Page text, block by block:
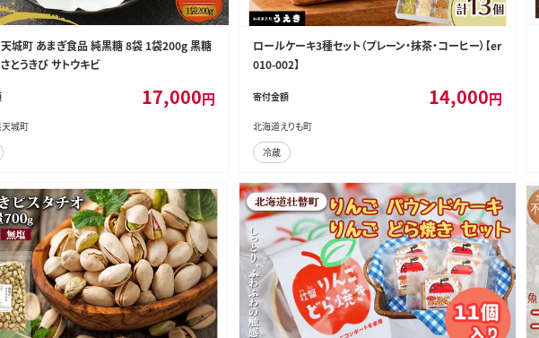
城町 あまぎ食品 純黒糖 8袋 1袋200g 黒糖
とうきび サトウキビ
17,000円
城町
ロールケーキ3種セット（プレーン・抹茶・コーヒー）【er
010-002】
寄付金額 14,000円
北海道えりも町
冷蔵